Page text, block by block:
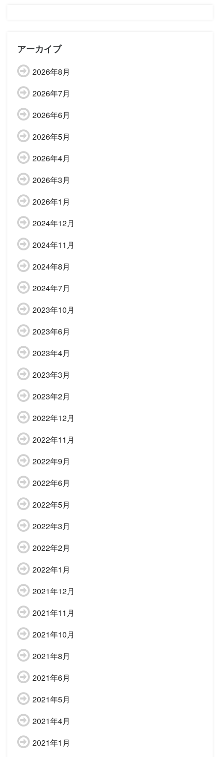
アーカイブ
2026年8月
2026年7月
2026年6月
2026年5月
2026年4月
2026年3月
2026年1月
2024年12月
2024年11月
2024年8月
2024年7月
2023年10月
2023年6月
2023年4月
2023年3月
2023年2月
2022年12月
2022年11月
2022年9月
2022年6月
2022年5月
2022年3月
2022年2月
2022年1月
2021年12月
2021年11月
2021年10月
2021年8月
2021年6月
2021年5月
2021年4月
2021年1月